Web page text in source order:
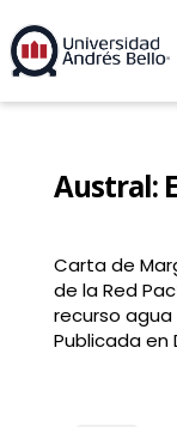
Austral:
Carta de
de la Red
recurso
Publicada en